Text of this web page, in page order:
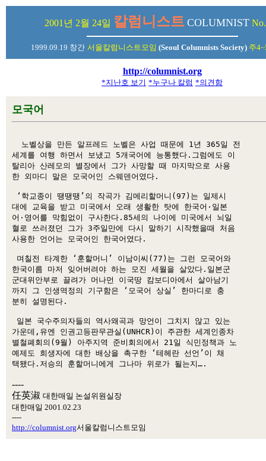
2001년 2월 24일 칼럼니스트 COLUMNIST
1999.09.19 창간 서울칼럼니스트모임 (Seoul Columnists Society)주
http://columnist.org
*지난호 보기 *누구나 칼럼 *의견함
모국어
  노벨상을 만든 알프레드 노벨은 사업 때문에 1년 365일 전
세계를 여행 하면서 보냈고 5개국어에 능통했다.그럼에도 이
탈리아 산레모의 별장에서 그가 사망할 때 마지막으로 사용
한 외마디 말은 모국어인 스웨덴어였다.
‘학교종이 땡땡땡’의 작곡가 김메리할머니(97)는 일제시
대에 교육을 받고 미국에서 오래 생활한 탓에 한국어·일본
어·영어를 막힘없이 구사한다.85세의 나이에 미국에서 뇌일
혈로 쓰러졌던 그가 3주일만에 다시 말하기 시작했을때 처음
사용한 언어는 모국어인 한국어였다.
며칠전 타계한 ‘훈할머니’ 이남이씨(77)는 그런 모국어와
한국이름 마저 잊어버려야 하는 모진 세월을 살았다.일본군
군대위안부로 끌려가 머나먼 이국땅 캄보디아에서 살아남기
까지 그 인생역정의 기구함은 ‘모국어 상실’ 한마디로 충
분히 설명된다.
일본 국수주의자들의 역사왜곡과 망언이 그치지 않고 있는
가운데,유엔 인권고등판무관실(UNHCR)이 주관한 세계인종차
별철폐회의(9월) 아주지역 준비회의에서 21일 식민정책과 노
예제도 희생자에 대한 배상을 촉구한 ‘테헤란 선언’이 채
----
任英淑 대한매일 논설위원실장
대한매일 2001.02.23
----
http://columnist.org서울칼럼니스트모임